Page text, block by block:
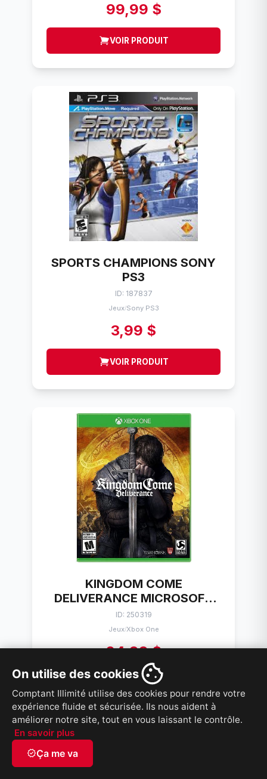
On utilise des cookies
Comptant Illimité utilise des cookies pour rendre votre
expérience fluide et sécurisée. Ils nous aident à
améliorer notre site, tout en vous laissant le contrôle.
En savoir plus
verifiedÇa me va
99,99 $
VOIR PRODUIT
SPORTS CHAMPIONS SONY
PS3
ID: 187837
Jeux/Sony PS3
3,99 $
VOIR PRODUIT
KINGDOM COME
DELIVERANCE MICROSOFT
XBOX ONE
ID: 250319
Jeux/Xbox One
24,99 $
VOIR PRODUIT